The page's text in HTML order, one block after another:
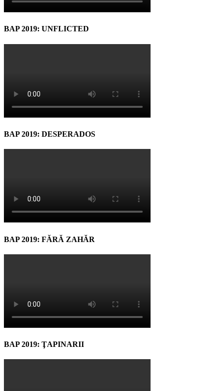
BAP 2019: UNFLICTED
BAP 2019: DESPERADOS
BAP 2019: FĂRĂ ZAHĂR
BAP 2019: ŢAPINARII